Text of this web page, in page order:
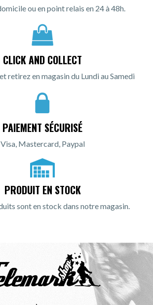
ou en point relais en 24 à 48h.
CLICK AND COLLECT
retirez en magasin du Lundi au Samedi
PAIEMENT SÉCURISÉ
Visa, Mastercard, Paypal
PRODUIT EN STOCK
sont en stock dans notre magasin.